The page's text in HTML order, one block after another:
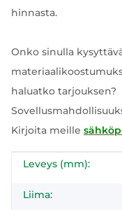
hinnasta.
Onko sinulla
haluatko tarjouksen?
Kirjoita meille
Leveys (mm):
Liima: